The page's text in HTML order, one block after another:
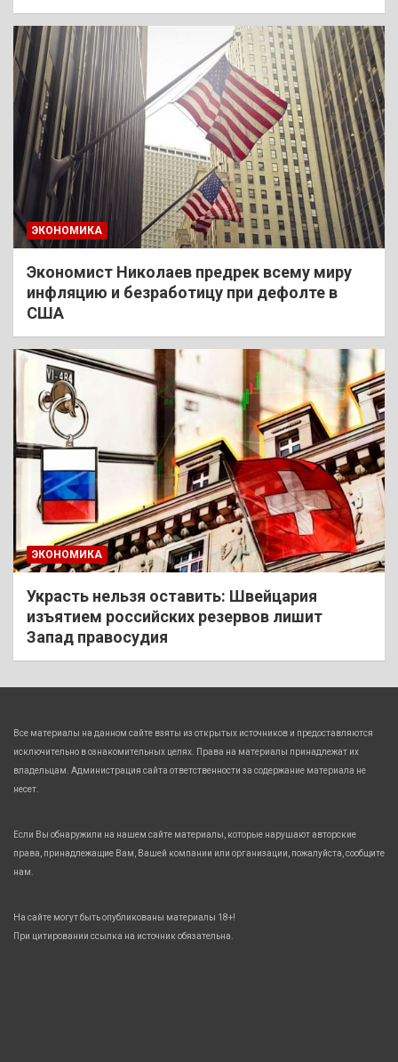
ЭКОНОМИКА
Экономист Николаев предрек всему миру
инфляцию и безработицу при дефолте в
США
ЭКОНОМИКА
Украсть нельзя оставить: Швейцария
изъятием российских резервов лишит
Запад правосудия
Все материалы на данном сайте взяты из открытых источников и предоставляются
исключительно в ознакомительных целях. Права на материалы принадлежат их
владельцам. Администрация сайта ответственности за содержание материала не
несет.
Если Вы обнаружили на нашем сайте материалы, которые нарушают авторские
права, принадлежащие Вам, Вашей компании или организации, пожалуйста, сообщите
нам.
На сайте могут быть опубликованы материалы 18+!
При цитировании ссылка на источник обязательна.